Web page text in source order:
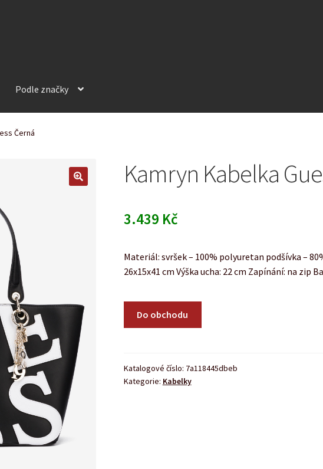
Podle značky
Černá
Kamryn Kabelka
3.439 Kč
Materiál: svršek – 100% polyuretan podšívka –
26x15x41 cm Výška ucha: 22 cm Zapínání: na zip
Do obchodu
Katalogové číslo: 7a118445dbeb
Kategorie: Kabelky